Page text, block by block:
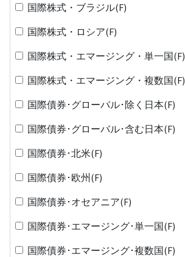
国際株式・ブラジル(F)
国際株式・ロシア(F)
国際株式・エマージング・単一国(F)
国際株式・エマージング・複数国(F)
国際債券･グローバル･除く日本(F)
国際債券･グローバル･含む日本(F)
国際債券･北米(F)
国際債券･欧州(F)
国際債券･オセアニア(F)
国際債券･エマージング･単一国(F)
国際債券･エマージング･複数国(F)